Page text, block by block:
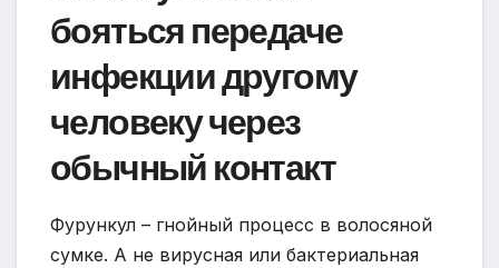
бояться передаче
инфекции другому
человеку через
обычный контакт
Фурункул – гнойный процесс в волосяной
сумке. А не вирусная или бактериальная